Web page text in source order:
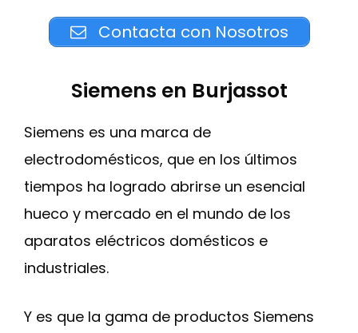
Contacta con Nosotros
Siemens en Burjassot
Siemens es una marca de
electrodomésticos, que en los últimos
tiempos ha logrado abrirse un esencial
hueco y mercado en el mundo de los
aparatos eléctricos domésticos e
industriales.
Y es que la gama de productos Siemens